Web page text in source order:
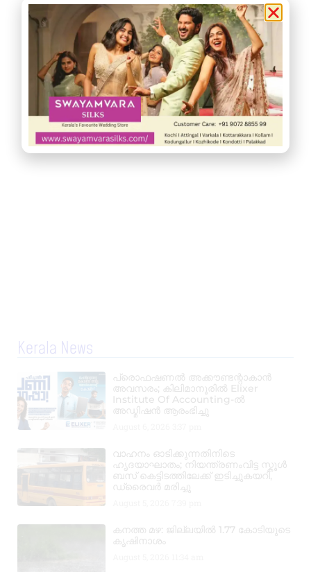
Kerala News
പ്രൊഫഷണൽ അക്കൗണ്ടന്റാകാൻ
അവസരം; കിലിമാനൂരിൽ Elixer
Institute Of Accounting-ൽ
അഡ്മിഷൻ ആരംഭിച്ചു
വാഹനം ഓടിക്കുന്നതിനിടെ
ഹൃദയാഘാതം; നിയന്ത്രണംവിട്ട സ്കൂൾ
ബസ് കെട്ടിടത്തിലേക്ക് ഇടിച്ചുകയറി,
ഡ്രൈവർ മരിച്ചു
കനത്ത മഴ: ജില്ലയിൽ 1.77 കോടിയുടെ
കൃഷിനാശം